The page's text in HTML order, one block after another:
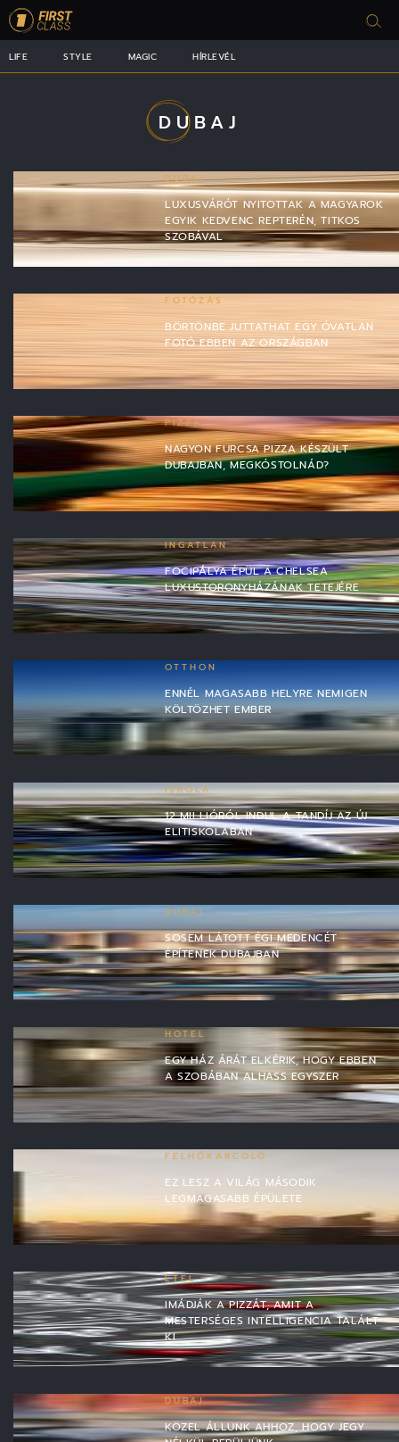
LIFE STYLE MAGIC HÍRLEVÉL
DUBAJ
DUBAJ
LUXUSVÁRÓT NYITOTTAK A MAGYAROK
EGYIK KEDVENC REPTERÉN, TITKOS
SZOBÁVAL
FOTÓZÁS
BÖRTÖNBE JUTTATHAT EGY ÓVATLAN
FOTÓ EBBEN AZ ORSZÁGBAN
PIZZA
NAGYON FURCSA PIZZA KÉSZÜLT
DUBAJBAN, MEGKÓSTOLNÁD?
INGATLAN
FOCIPÁLYA ÉPÜL A CHELSEA
LUXUSTORONYHÁZÁNAK TETEJÉRE
OTTHON
ENNÉL MAGASABB HELYRE NEMIGEN
KÖLTÖZHET EMBER
ISKOLA
12 MILLIÓRÓL INDUL A TANDÍJ AZ ÚJ
ELITISKOLÁBAN
DUBAJ
SOSEM LÁTOTT ÉGI MEDENCÉT
ÉPÍTENEK DUBAJBAN
HOTEL
EGY HÁZ ÁRÁT ELKÉRIK, HOGY EBBEN
A SZOBÁBAN ALHASS EGYSZER
FELHŐKARCOLÓ
EZ LESZ A VILÁG MÁSODIK
LEGMAGASABB ÉPÜLETE
ÉTEL
IMÁDJÁK A PIZZÁT, AMIT A
MESTERSÉGES INTELLIGENCIA TALÁLT
KI
DUBAJ
KÖZEL ÁLLUNK AHHOZ, HOGY JEGY